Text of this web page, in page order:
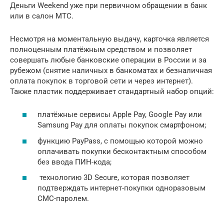
Деньги Weekend уже при первичном обращении в банк
или в салон МТС.
Несмотря на моментальную выдачу, карточка является
полноценным платёжным средством и позволяет
совершать любые банковские операции в России и за
рубежом (снятие наличных в банкоматах и безналичная
оплата покупок в торговой сети и через интернет).
Также пластик поддерживает стандартный набор опций:
платёжные сервисы Apple Pay, Google Pay или
Samsung Pay для оплаты покупок смартфоном;
функцию PayPass, с помощью которой можно
оплачивать покупки бесконтактным способом
без ввода ПИН-кода;
технологию 3D Secure, которая позволяет
подтверждать интернет-покупки одноразовым
СМС-паролем.